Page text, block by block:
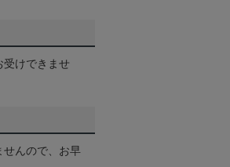
受けできませ
せんので、お早